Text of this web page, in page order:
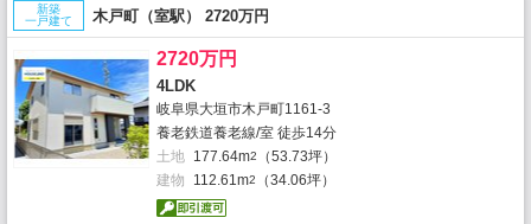
新築
一戸建て
木戸町（室駅） 2720万円
2720万円
4LDK
岐阜県大垣市木戸町1161-3
養老鉄道養老線/室 徒歩14分
土地 177.64m2
（53.73坪）
建物
112.61m2 （34.06坪）